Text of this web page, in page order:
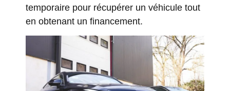
temporaire pour récupérer un véhicule tout
en obtenant un financement.